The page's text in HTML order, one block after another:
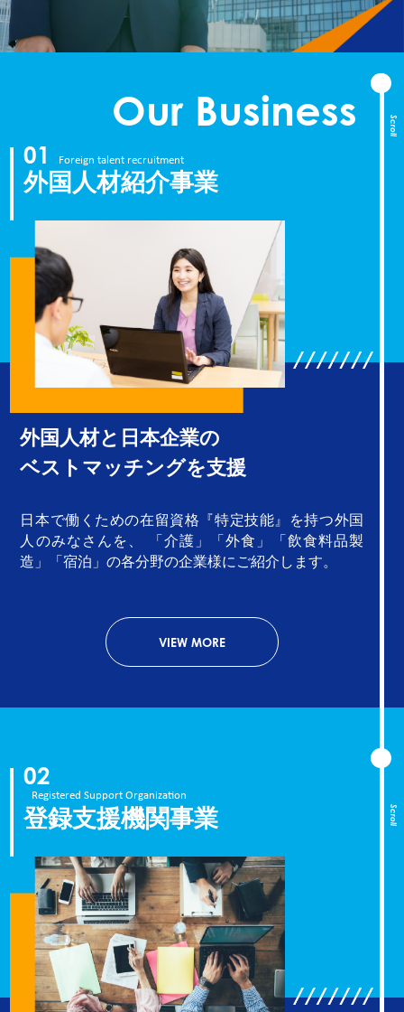
Scroll
Our Business
01 Foreign talent recruitment
外国人材紹介事業
外国人材と日本企業の
ベストマッチングを支援
日本で働くための在留資格『特定技能』を持つ外国
人のみなさんを、 「介護」「外食」「飲食料品製
造」「宿泊」の各分野の企業様にご紹介します。
VIEW MORE
Scroll
02
Registered Support Organization
登録支援機関事業